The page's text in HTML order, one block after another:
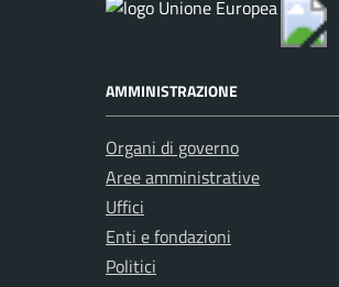
AMMINISTRAZIONE
Organi di governo
Aree amministrative
Uffici
Enti e fondazioni
Politici